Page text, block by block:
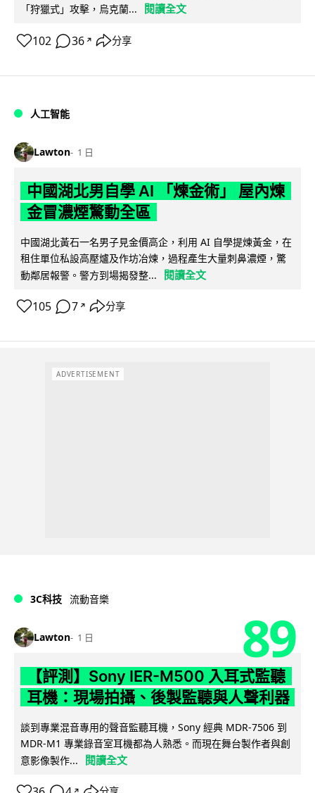
「狩獵式」攻擊，烏克蘭...
閱讀全文
102 36 ↗ 分享
人工智能
Lawton 1 日
中國湖北男自學 AI 「煉金術」 屋內煉
金冒濃煙驚動全區
中國湖北黃石一名男子見金價高企，利用 AI 自學提煉黃金，在
租住單位私設高壓爐及作坊冶煉，過程產生大量刺鼻濃煙，驚
動鄰居報警。警方到場揭發整...
閱讀全文
105 7 ↗ 分享
ADVERTISEMENT
3C科技 流動音樂
Lawton 1 日 89
【評測】Sony IER-M500 入耳式監聽
耳機：現場拍攝、後製監聽與人聲利器
談到專業混音專用的聲音監聽耳機，Sony 經典 MDR-7506 到
MDR-M1 專業錄音室耳機都為人熟悉。而現在舞台製作者與創
意影像製作...
閱讀全文